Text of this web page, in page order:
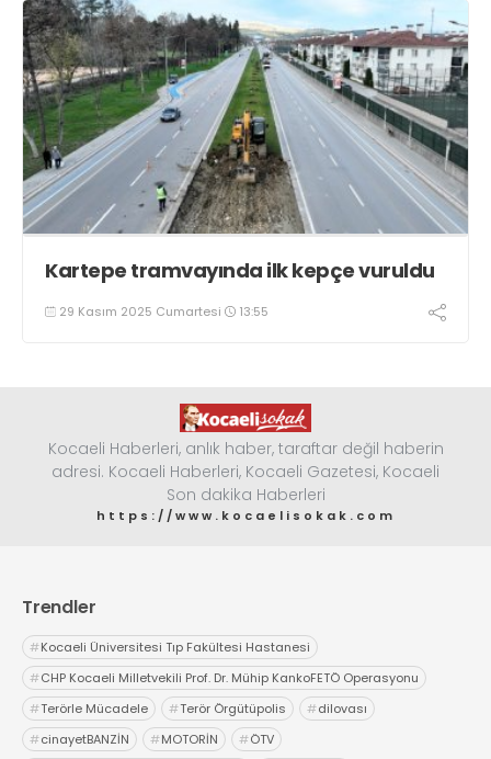
Kartepe tramvayında ilk kepçe vuruldu
29 Kasım 2025 Cumartesi 13:55
Kocaeli Haberleri, anlık haber, taraftar değil haberin
adresi. Kocaeli Haberleri, Kocaeli Gazetesi, Kocaeli
Son dakika Haberleri
https://www.kocaelisokak.com
Trendler
#Kocaeli Üniversitesi Tıp Fakültesi Hastanesi
#CHP Kocaeli Milletvekili Prof. Dr. Mühip KankoFETÖ Operasyonu
#Terörle Mücadele #Terör Örgütüpolis #dilovası
#cinayetBANZİN #MOTORİN #ÖTV